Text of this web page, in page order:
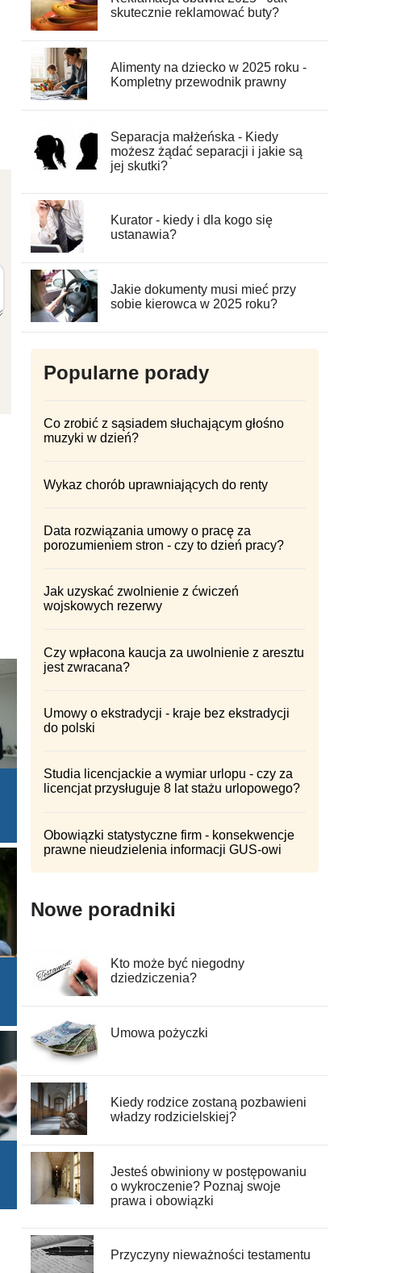
skutecznie reklamować buty?
Alimenty na dziecko w 2025 roku -
Kompletny przewodnik prawny
Separacja małżeńska - Kiedy
możesz żądać separacji i jakie są
jej skutki?
Kurator - kiedy i dla kogo się
ustanawia?
Jakie dokumenty musi mieć przy
sobie kierowca w 2025 roku?
Popularne porady
Co zrobić z sąsiadem słuchającym głośno
muzyki w dzień?
Wykaz chorób uprawniających do renty
Data rozwiązania umowy o pracę za
porozumieniem stron - czy to dzień pracy?
Jak uzyskać zwolnienie z ćwiczeń
wojskowych rezerwy
Czy wpłacona kaucja za uwolnienie z aresztu
jest zwracana?
Umowy o ekstradycji - kraje bez ekstradycji
do polski
Studia licencjackie a wymiar urlopu - czy za
licencjat przysługuje 8 lat stażu urlopowego?
Obowiązki statystyczne firm - konsekwencje
prawne nieudzielenia informacji GUS-owi
Nowe poradniki
Kto może być niegodny
dziedziczenia?
Umowa pożyczki
Kiedy rodzice zostaną pozbawieni
władzy rodzicielskiej?
Jesteś obwiniony w postępowaniu
o wykroczenie? Poznaj swoje
prawa i obowiązki
Przyczyny nieważności testamentu